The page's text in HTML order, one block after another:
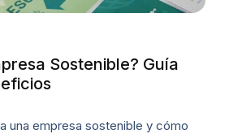
Sostenible? Guía
una empresa sostenible y cómo